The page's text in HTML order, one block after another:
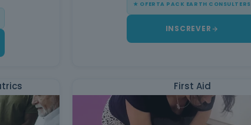
★ OFERTA PACK EARTH CONSULTERS
INSCREVER
First Aid